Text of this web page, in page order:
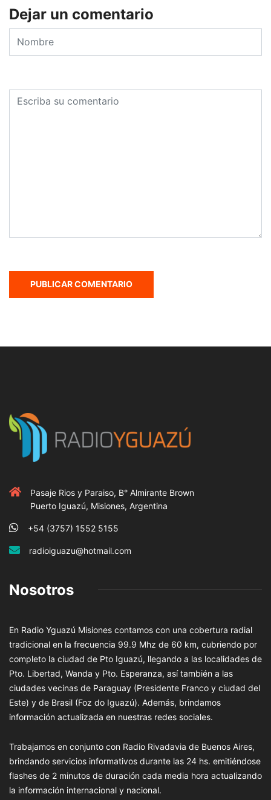
Dejar un comentario
Pasaje Rios y Paraiso, B° Almirante Brown
Puerto Iguazú, Misiones, Argentina
+54 (3757) 1552 5155
radioiguazu@hotmail.com
Nosotros
En Radio Yguazú Misiones contamos con una cobertura radial
tradicional en la frecuencia 99.9 Mhz de 60 km, cubriendo por
completo la ciudad de Pto Iguazú, llegando a las localidades de
Pto. Libertad, Wanda y Pto. Esperanza, así también a las
ciudades vecinas de Paraguay (Presidente Franco y ciudad del
Este) y de Brasil (Foz do Iguazú). Además, brindamos
información actualizada en nuestras redes sociales.
Trabajamos en conjunto con Radio Rivadavia de Buenos Aires,
brindando servicios informativos durante las 24 hs. emitiéndose
flashes de 2 minutos de duración cada media hora actualizando
la información internacional y nacional.